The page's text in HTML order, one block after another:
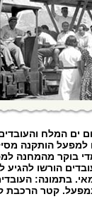
ים המלח
למפעל הותקנה
בוקר מהמחנה
הורשו להגיע
בתמונה:
קטר הרכבת